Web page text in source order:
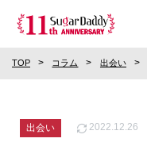
TOP コラム 出会い
出会い 2022.12.26